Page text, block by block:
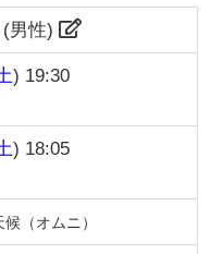
男性)
) 19:30
) 18:05
候（オムニ）